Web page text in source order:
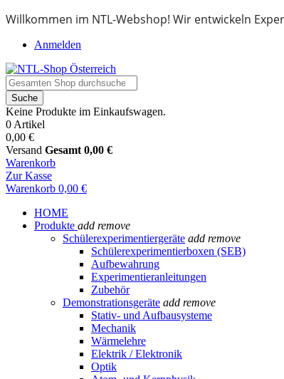
Willkommen im NTL-Webshop! Wir entwickeln
Anmelden
Suche
Keine Produkte im Einkaufswagen.
0 Artikel
0,00 €
Versand Gesamt 0,00 €
Warenkorb
Zur Kasse
Warenkorb 0,00 €
HOME
Produkte add remove
Schülerexperimentiergeräte add remove
Schülerexperimentierboxen (SEB)
Aufbewahrung
Experimentieranleitungen
Zubehör
Demonstrationsgeräte add remove
Stativ- und Aufbausysteme
Mechanik
Wärmelehre
Elektrik / Elektronik
Optik